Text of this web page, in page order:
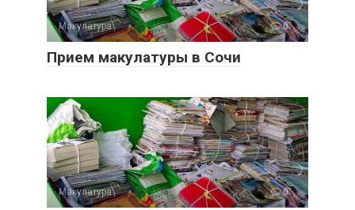
Макулатура 0
Прием макулатуры в Сочи
Макулатура 0